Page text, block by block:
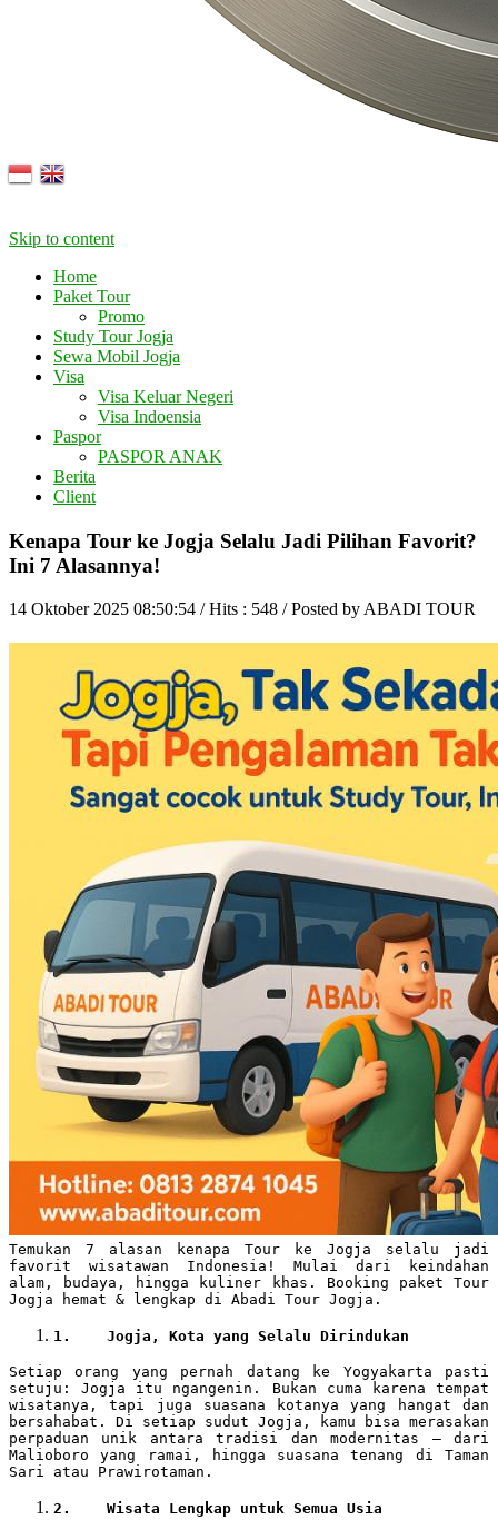
Skip to content
Home
Paket Tour
Promo
Study Tour Jogja
Sewa Mobil Jogja
Visa
Visa Keluar Negeri
Visa Indoensia
Paspor
PASPOR ANAK
Berita
Client
Kenapa Tour ke Jogja Selalu Jadi Pilihan Favorit?
Ini 7 Alasannya!
14 Oktober 2025 08:50:54 / Hits : 548 / Posted by ABADI TOUR
Temukan 7 alasan kenapa Tour ke Jogja selalu jadi
favorit wisatawan Indonesia! Mulai dari keindahan
alam, budaya, hingga kuliner khas. Booking paket Tour
Jogja hemat & lengkap di Abadi Tour Jogja.
1. Jogja, Kota yang Selalu Dirindukan
Setiap orang yang pernah datang ke Yogyakarta pasti
setuju: Jogja itu ngangenin. Bukan cuma karena tempat
wisatanya, tapi juga suasana kotanya yang hangat dan
bersahabat. Di setiap sudut Jogja, kamu bisa merasakan
perpaduan unik antara tradisi dan modernitas — dari
Malioboro yang ramai, hingga suasana tenang di Taman
Sari atau Prawirotaman.
2. Wisata Lengkap untuk Semua Usia